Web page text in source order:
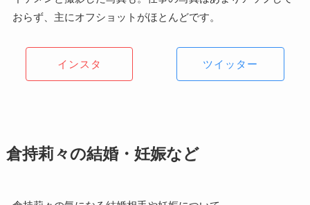
おらず、主にオフショットがほとんどです。
インスタ ツイッター
倉持莉々の結婚・妊娠など